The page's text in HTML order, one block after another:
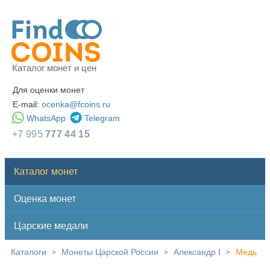
Каталог монет и цен
Для оценки монет
E-mail: ocenka@fcoins.ru
WhatsApp
Telegram
+7 995777 44 15
Каталог монет
Оценка монет
Царские медали
Каталоги > Монеты Царской России > Александр I > Медь